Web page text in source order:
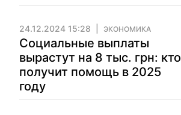
24.12.2024 15:28 ЭКОНОМИКА
Социальные выплаты
вырастут на 8 тыс. грн: кто
получит помощь в 2025
году